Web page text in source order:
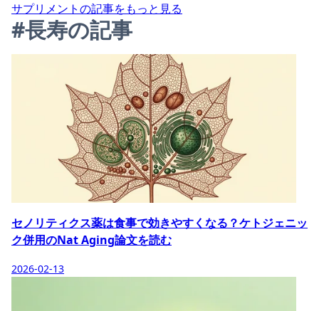
サプリメントの記事をもっと見る
#長寿の記事
セノリティクス薬は食事で効きやすくなる？ケトジェニッ
ク併用のNat Aging論文を読む
2026-02-13